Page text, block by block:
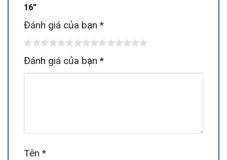
16”
Đánh giá của bạn *
Đánh giá của bạn *
Tên *